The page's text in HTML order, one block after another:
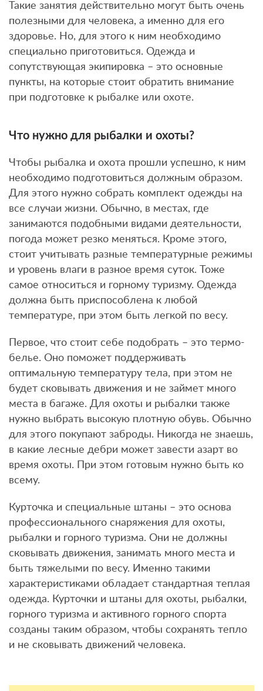
Такие занятия действительно могут быть очень
полезными для человека, а именно для его
здоровье. Но, для этого к ним необходимо
специально приготовиться. Одежда и
сопутствующая экипировка – это основные
пункты, на которые стоит обратить внимание
при подготовке к рыбалке или охоте.
Что нужно для рыбалки и охоты?
Чтобы рыбалка и охота прошли успешно, к ним
необходимо подготовиться должным образом.
Для этого нужно собрать комплект одежды на
все случаи жизни. Обычно, в местах, где
занимаются подобными видами деятельности,
погода может резко меняться. Кроме этого,
стоит учитывать разные температурные режимы
и уровень влаги в разное время суток. Тоже
самое относиться и горному туризму. Одежда
должна быть приспособлена к любой
температуре, при этом быть легкой по весу.
Первое, что стоит себе подобрать – это термо-
белье. Оно поможет поддерживать
оптимальную температуру тела, при этом не
будет сковывать движения и не займет много
места в багаже. Для охоты и рыбалки также
нужно выбрать высокую плотную обувь. Обычно
для этого покупают заброды. Никогда не знаешь,
в какие лесные дебри может завести азарт во
время охоты. При этом готовым нужно быть ко
всему.
Курточка и специальные штаны – это основа
профессионального снаряжения для охоты,
рыбалки и горного туризма. Они не должны
сковывать движения, занимать много места и
быть тяжелыми по весу. Именно такими
характеристиками обладает стандартная теплая
одежда. Курточки и штаны для охоты, рыбалки,
горного туризма и активного горного спорта
созданы таким образом, чтобы сохранять тепло
и не сковывать движений человека.